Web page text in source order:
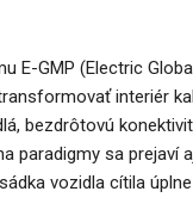
E-GMP (Electric
interiér
bezdrôtovú
paradigmy sa prejaví
vozidla cítila